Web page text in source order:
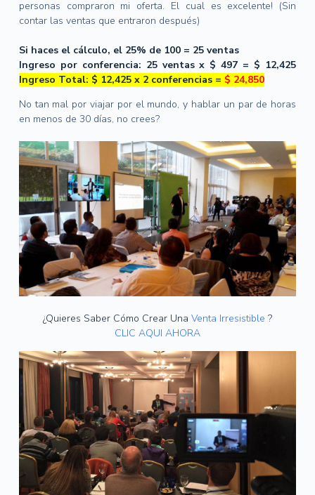
personas compraron mi oferta. El cual es excelente! (Sin
contar las ventas que entraron después)
Si haces el cálculo, el 25% de 100 = 25 ventas
Ingreso por conferencia: 25 ventas x $ 497 = $ 12,425
Ingreso Total: $ 12,425 x 2 conferencias = $ 24,850
No tan mal por viajar por el mundo, y hablar un par de horas
en menos de 30 días, no crees?
¿Quieres Saber Cómo Crear Una Venta Irresistible ?
CLIC AQUI AHORA